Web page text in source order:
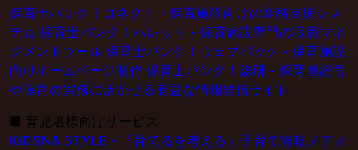
保育士バンク！コネクト - 保育施設向けの業務支援シス
テム 保育士バンク！パレット - 保育施設専門の職員マネ
ジメントツール 保育士バンク！ウェブパック - 保育施設
向けホームページ制作 保育士バンク！総研 - 保育園経営
や保育の実務に活かせる有益な情報発信サイト
■ 育児者様向けサービス
KIDSNA STYLE - 「育てるを考える」子育て情報メディ